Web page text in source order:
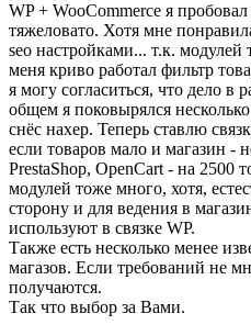
WP + WooCommerce я
тяжеловато. Хотя мне
seo настройками... т.к. модулей
меня криво работал фильтр
я могу согласиться, что дело в
общем я поковырялся
снёс нахер. Теперь ставлю
если товаров мало и магазин -
PrestaShop, OpenCart - на 2500
модулей тоже много, хотя,
сторону и для ведения в
используют в связке WP.
Также есть несколько менее
магазов. Если требований не
получаются.
Так что выбор за Вами.